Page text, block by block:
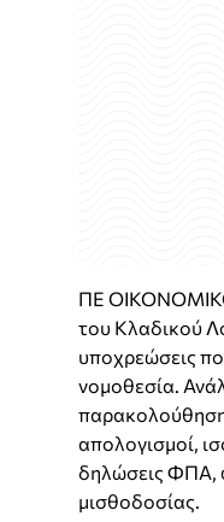
ΠΕ
του Κλαδικού
υποχρεώσεις
νομοθεσία.
απολογισμοί,
δηλώσεις ΦΠΑ,
μισθοδοσίας.